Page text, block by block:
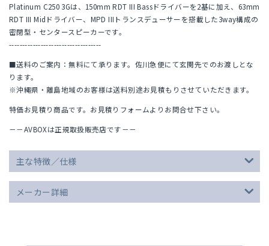
Platinum C250 3Gは、150mm RDT III Bassドライバーを2基に加え、63mm
RDT III Midドライバー、MPD IIIトランスデューサーを搭載した3way構成の
密閉型・センタースピーカーです。
-----------------------------------
■送料のご案内：無料にて承ります。佐川急便にて玄関先でのお渡しとな
ります。
※沖縄県・離島地域のお客様は送料別途お見積もりさせていただきます。
特価お見積り商品です。お見積りフォームよりお問合せ下さい。
－－AVBOXは正規取扱販売店です－－
主な特徴／仕様
メーカー詳細